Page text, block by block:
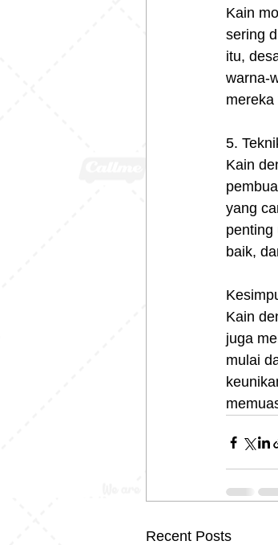
Kain
sering
itu,
warna-
5.
Kain
yang
penting
baik,
Kain
juga
mulai
Recent Posts